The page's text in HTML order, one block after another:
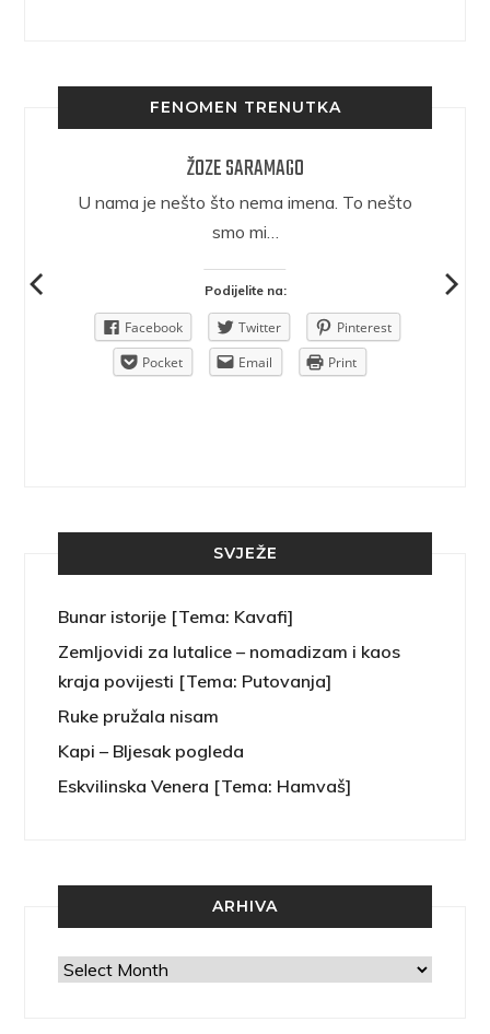
FENOMEN TRENUTKA
ŽOZE SARAMAGO
U nama je nešto što nema imena. To nešto
smo mi…
Podijelite na:
Facebook Twitter
Pinterest
Pocket
Email Print
SVJEŽE
Bunar istorije [Tema: Kavafi]
Zemljovidi za lutalice – nomadizam i kaos
kraja povijesti [Tema: Putovanja]
Ruke pružala nisam
Kapi – Bljesak pogleda
Eskvilinska Venera [Tema: Hamvaš]
ARHIVA
Arhiva